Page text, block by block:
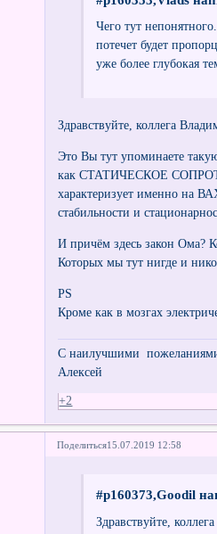
Чего тут
потечет будет
уже более глубокая
Здравствуйте, коллега
Это Вы тут упоминаете
как СТАТИЧЕСКОЕ
характеризует именно на
стабильности и
И причём здесь закон Ома?
Которых мы тут нигде и
PS
Кроме как в мозгах
С наилучшими пожеланиями
Алексей
+2
Поделиться15.07.2019 12:58
#p160373,Goodil
Здравствуйте,